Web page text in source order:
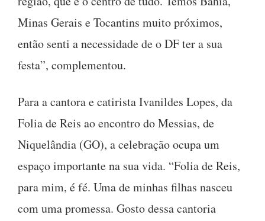
Minas Gerais e Tocantins muito próximos,
então senti a necessidade de o DF ter a sua
festa”, complementou.
Para a cantora e catirista Ivanildes Lopes, da
Folia de Reis ao encontro do Messias, de
Niquelândia (GO), a celebração ocupa um
espaço importante na sua vida. “Folia de Reis,
para mim, é fé. Uma de minhas filhas nasceu
com uma promessa. Gosto dessa cantoria